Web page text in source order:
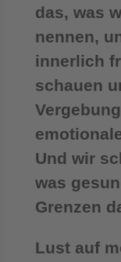
das, was
nennen,
innerlich
schauen
Und wir
was
Grenzen
Lust auf